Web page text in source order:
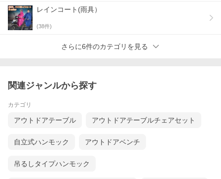
レインコート(雨具）
(38件)
さらに6件のカテゴリを見る
関連ジャンルから探す
カテゴリ
アウトドアテーブル アウトドアテーブルチェアセット
自立式ハンモック アウトドアベンチ
吊るしタイプハンモック